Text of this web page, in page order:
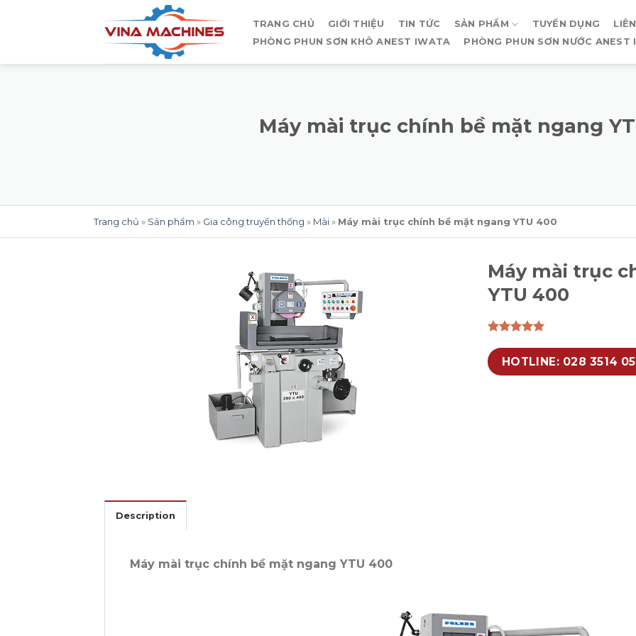
TRANG CHỦ GIỚI THIỆU TIN TỨC SẢN PHẨM TUYỂN DỤNG
PHÒNG PHUN SƠN KHÔ ANEST IWATA
PHÒNG PHUN SƠN NƯỚC ANEST
Máy mài trục chính bề mặt ngang
Trang chủ » Sản phẩm » Gia công truyền thống » Mài » Máy mài trục chính bề mặt ngang YTU 400
Máy mài trục
YTU 400
HOTLINE: 028 3514
Description
Máy mài trục chính bề mặt ngang YTU 400